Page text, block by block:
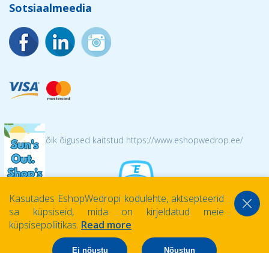
Sotsiaalmeedia
© 2026 Kõik õigused kaitstud https://www.eshopwedrop.ee/
Kasutades EshopWedropi kodulehte, aktsepteerid
sa küpsiseid, mida on kirjeldatud meie
küpsisepoliitikas. Read more
Ei nõustu Nõustun